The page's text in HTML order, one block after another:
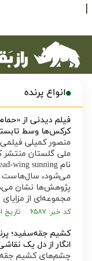
انواع پرنده
فیلم دیدنی از
کرکس‌ها وسط
منصور کمیلی
ملی گلستان منتشر
می‌شود، سال‌هاست
پژوهش‌ها نشان
مجموعه‌ای از
کد خبر: ۶۵۸۷ تاریخ انتشار : ۱۴۰۵/۰۵/۱۴
کشیم جقه‌سفید؛
انگار از دل یک